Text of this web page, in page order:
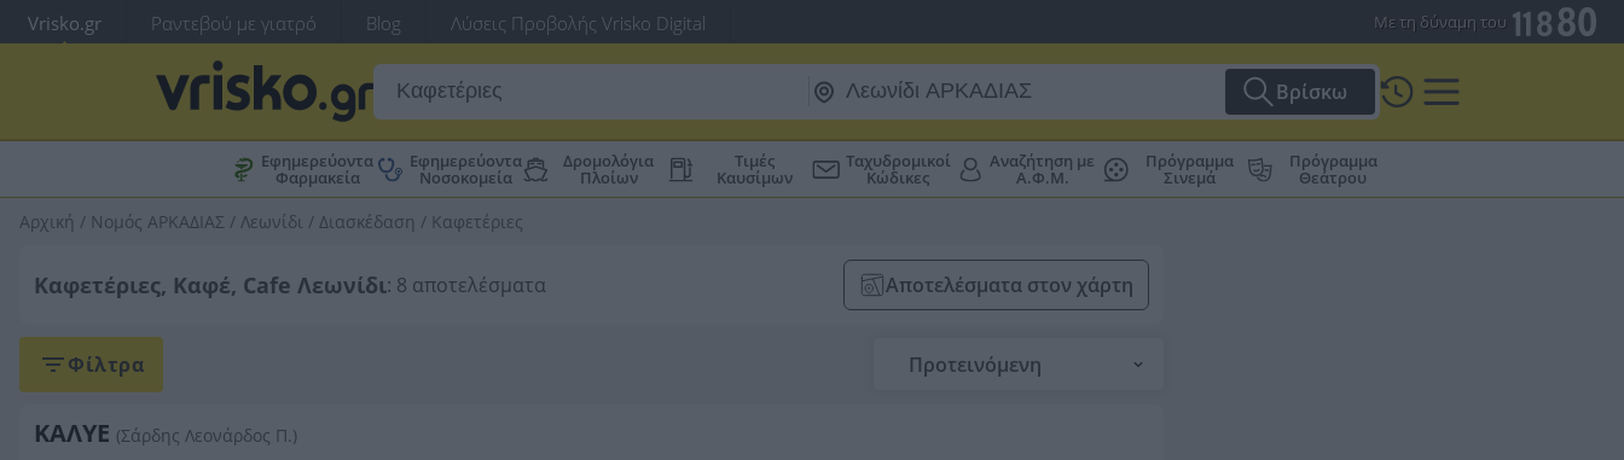
Vrisko.gr Ραντεβού με γιατρό Blog Λύσεις Προβολής Vrisko Digital Με τη δύναμη του
Βρίσκω
Εφημερεύοντα
Φαρμακεία
Εφημερεύοντα
Νοσοκομεία
Δρομολόγια
Πλοίων
Τιμές
Καυσίμων
Ταχυδρομικοί
Κώδικες
Αναζήτηση με
Α.Φ.Μ.
Πρόγραμμα
Σινεμά
Πρόγραμμα
Θεάτρου
Αρχική / Νομός ΑΡΚΑΔΙΑΣ / Λεωνίδι / Διασκέδαση / Καφετέριες
Καφετέριες, Καφέ, Cafe Λεωνίδι: 8 αποτελέσματα Αποτελέσματα στον χάρτη
Φίλτρα Προτεινόμενη
ΚΑΛΥΕ (Σάρδης Λεονάρδος Π.)